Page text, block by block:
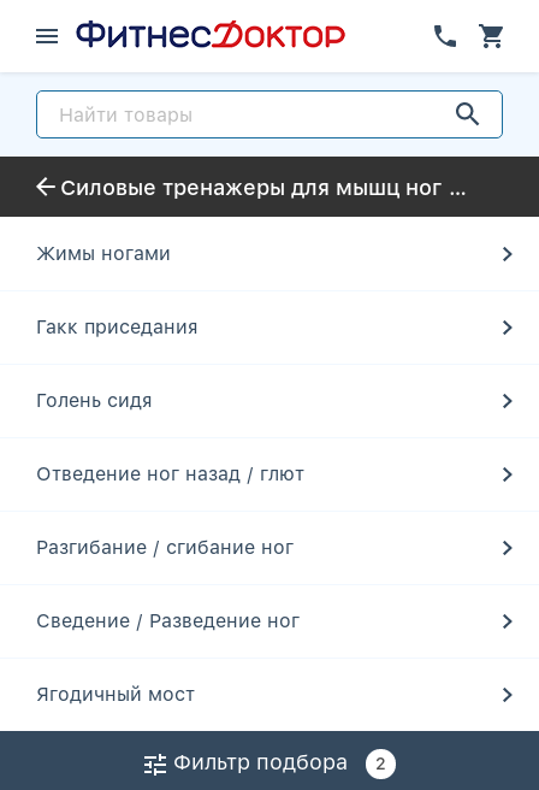
Силовые тренажеры для мышц ног Unix Fitness
Жимы ногами
Гакк приседания
Голень сидя
Отведение ног назад / глют
Разгибание / сгибание ног
Сведение / Разведение ног
Ягодичный мост
Фильтр подбора 2